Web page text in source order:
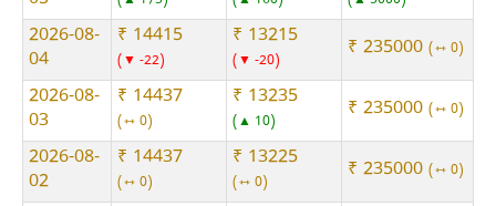
2026-08-
04
₹ 14415
▼ -22
₹ 13215
▼ -20 ₹ 235000 ⇿ 0
2026-08-
03
₹ 14437
⇿ 0
₹ 13235
▲ 10 ₹ 235000 ⇿ 0
2026-08-
02
₹ 14437
⇿ 0
₹ 13225
⇿ 0 ₹ 235000 ⇿ 0